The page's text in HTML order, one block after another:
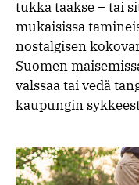
tukka taakse – tai
mukaisissa
nostalgisen
Suomen
valssaa tai vedä
kaupungin